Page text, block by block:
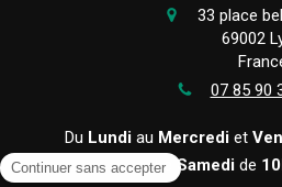
33 place
69002
07 85 90
Du Lundi au Mercredi et
Le Samedide